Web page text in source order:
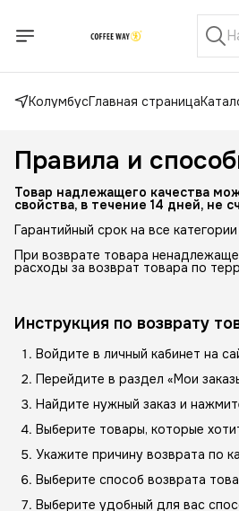
КолумбусГлавная страница
Правила и
Товар надлежащего качества
свойства, в течение 14 дней, не
Гарантийный срок на все
При возврате товара
расходы за возврат товара по
Инструкция по возврату
Войдите в личный кабинет на
Перейдите в раздел «Мои
Найдите нужный заказ и
Выберите товары, которые
Укажите причину возврата по
Выберите способ возврата
Выберите удобный для вас